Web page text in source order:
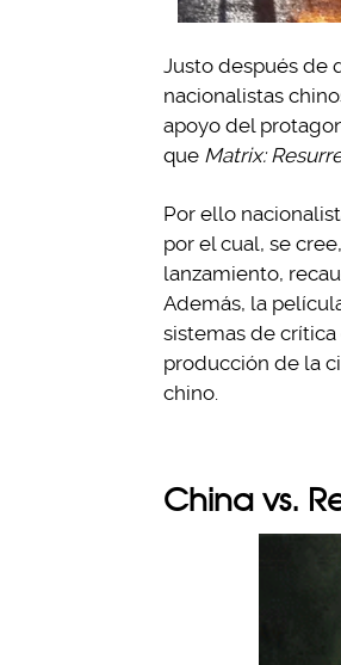
Justo después de
nacionalistas
apoyo del
que Matrix:
Por ello
por el cual, se
lanzamiento,
Además, la
sistemas de crítica
producción de la
chino.
China vs.